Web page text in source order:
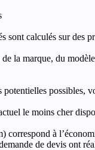
calculés sur des
la marque, du
possibles,
le moins cher
à
de devis ont